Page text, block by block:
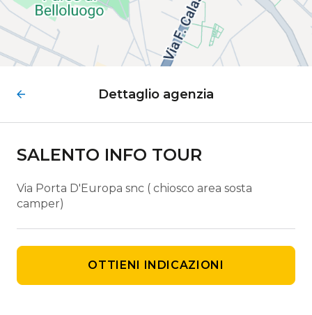
Dettaglio agenzia
SALENTO INFO TOUR
Via Porta D'Europa snc ( chiosco area sosta
camper)
OTTIENI INDICAZIONI